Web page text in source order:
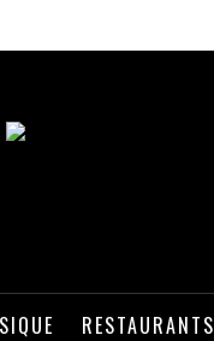
RESTAURANTS